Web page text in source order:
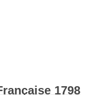
1798